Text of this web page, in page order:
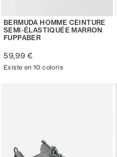
BERMUDA HOMME CEINTURE
SEMI-ÉLASTIQUÉE MARRON
FUPPABER
59,99 €
Existe en 10 coloris